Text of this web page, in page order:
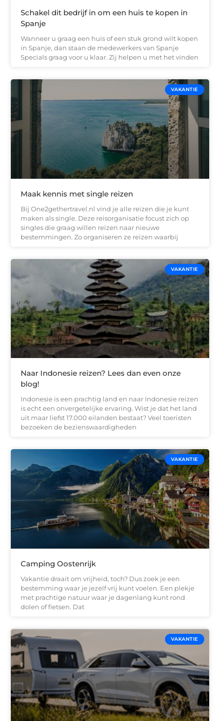
Schakel dit bedrijf in om een huis te kopen in
Spanje
Wanneer u graag een huis of een stuk grond wilt kopen
in Spanje, dan staan de medewerkers van Spanje
Specials graag voor u klaar. Zij helpen u met het vinden
VAKANTIE
Maak kennis met single reizen
Bij One2gethertravel.nl vind je alle reizen die je kunt
maken als single. Deze reisorganisatie focust zich op
singles die graag willen reizen naar nieuwe
bestemmingen. Zo organiseren ze reizen waarbij
VAKANTIE
Naar Indonesie reizen? Lees dan even onze
blog!
Indonesie is een prachtig land en naar Indonesie reizen
is echt een onvergetelijke ervaring. Wist je dat het land
uit maar liefst 17.000 eilanden bestaat? Veel toeristen
bezoeken de bezienswaardigheden
VAKANTIE
Camping Oostenrijk
Vakantie draait om vrijheid, toch? Dus zoek je een
bestemming waar je jezelf vrij kunt voelen. Een plekje
met prachtige natuur waar je dagenlang kunt rond
dolen of fietsen. Dat
VAKANTIE